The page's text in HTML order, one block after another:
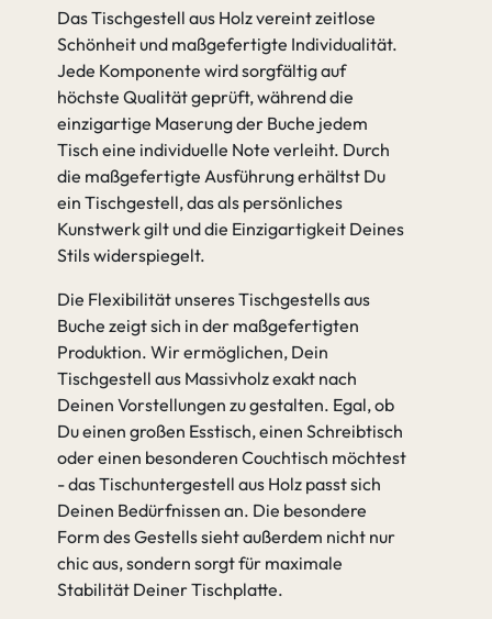
Das Tischgestell aus Holz vereint zeitlose
Schönheit und maßgefertigte Individualität.
Jede Komponente wird sorgfältig auf
höchste Qualität geprüft, während die
einzigartige Maserung der Buche jedem
Tisch eine individuelle Note verleiht. Durch
die maßgefertigte Ausführung erhältst Du
ein Tischgestell, das als persönliches
Kunstwerk gilt und die Einzigartigkeit Deines
Stils widerspiegelt.
Die Flexibilität unseres Tischgestells aus
Buche zeigt sich in der maßgefertigten
Produktion. Wir ermöglichen, Dein
Tischgestell aus Massivholz exakt nach
Deinen Vorstellungen zu gestalten. Egal, ob
Du einen großen Esstisch, einen Schreibtisch
oder einen besonderen Couchtisch möchtest
- das Tischuntergestell aus Holz passt sich
Deinen Bedürfnissen an. Die besondere
Form des Gestells sieht außerdem nicht nur
chic aus, sondern sorgt für maximale
Stabilität Deiner Tischplatte.